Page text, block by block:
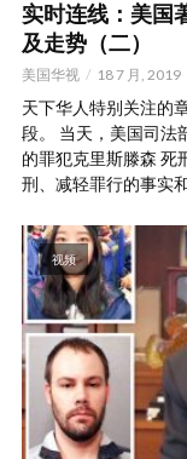
实时连线：美国
及走势（二）
美国华视 18 7 月, 2019
天下华人特别关注的
段。 当天，美国司法
的罪犯克里斯滕森 死
刑、减轻罪行的事实
视频